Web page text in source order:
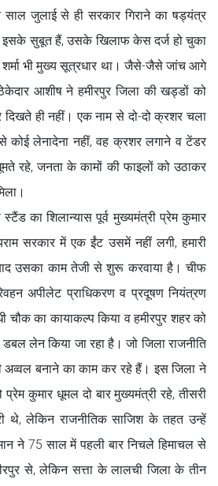
साल जुलाई से ही सरकार गिराने का षड्यंत्र
इसके सुबूत हैं, उसके खिलाफ केस दर्ज हो चुका
भी मुख्य सूत्रधार था। जैसे-जैसे जांच आगे
आशीष ने हमीरपुर जिला की खड्डों को
दिखते ही नहीं। एक नाम से दो-दो क्रशर चला
कोई लेनादेना नहीं, वह क्रशर लगाने व टेंडर
रहे, जनता के कामों की फाइलों को उठाकर
का शिलान्यास पूर्व मुख्यमंत्री प्रेम कुमार
सरकार में एक ईंट उसमें नहीं लगी, हमारी
उसका काम तेजी से शुरू करवाया है। चीफ
अपीलेट प्राधिकरण व प्रदूषण नियंत्रण
चौक का कायाकल्प किया व हमीरपुर शहर को
लेन किया जा रहा है। जो जिला राजनीति
अव्वल बनाने का काम कर रहे हैं। इस जिला ने
प्रेम कुमार धूमल दो बार मुख्यमंत्री रहे, तीसरी
थे, लेकिन राजनीतिक साजिश के तहत उन्हें
ने 75 साल में पहली बार निचले हिमाचल से
से, लेकिन सत्ता के लालची जिला के तीन